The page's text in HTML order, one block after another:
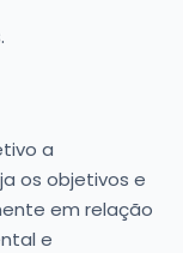
a
os objetivos e
em relação
e